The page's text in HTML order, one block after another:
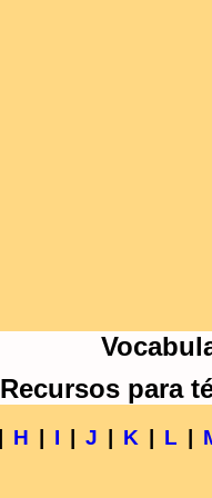
Recursos para
H I J K L